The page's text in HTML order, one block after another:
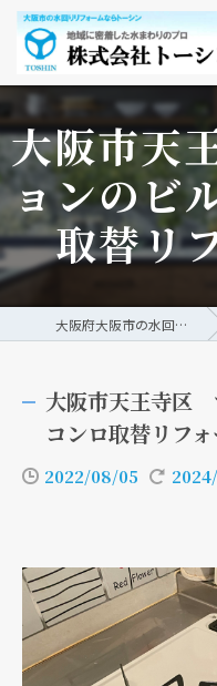
大阪市天
ョンのビ
取替リ
大阪府大阪市の水回りリフォームなら株式会社トーシン
大阪市天王寺区
コンロ取替リフ
2022/08/05